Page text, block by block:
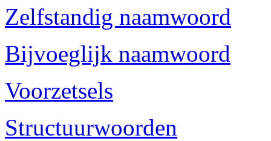
Zelfstandig naamwoord
Bijvoeglijk naamwoord
Voorzetsels
Structuurwoorden